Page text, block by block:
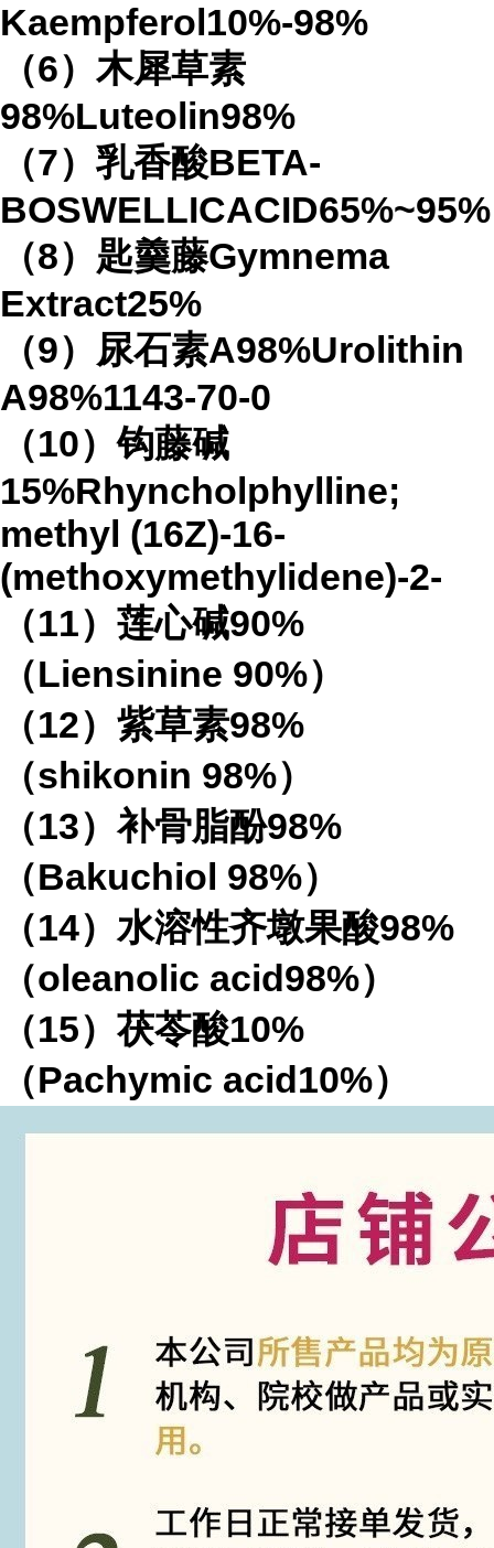
Kaempferol10%-98%
（6）木犀草素
98%Luteolin98%
（7）乳香酸BETA-
BOSWELLICACID65%~95%
（8）匙羹藤Gymnema
Extract25%
（9）尿石素A98%Urolithin
A98%1143-70-0
（10）钩藤碱
15%Rhyncholphylline;
methyl (16Z)-16-
(methoxymethylidene)-2-
（11）莲心碱90%
（Liensinine 90%）
（12）紫草素98%
（shikonin 98%）
（13）补骨脂酚98%
（Bakuchiol 98%）
（14）水溶性齐墩果酸98%
（oleanolic acid98%）
（15）茯苓酸10%
（Pachymic acid10%）